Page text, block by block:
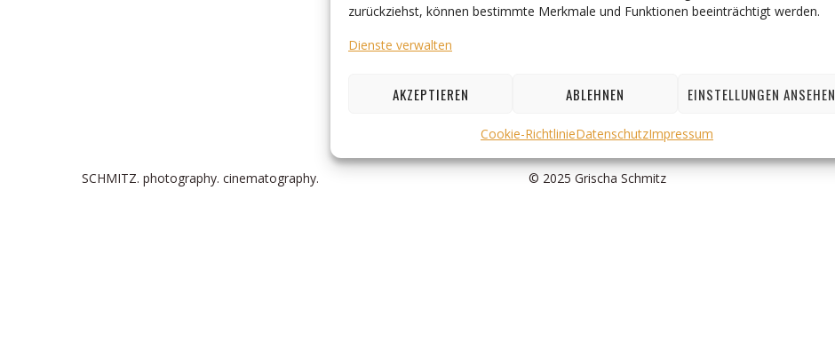
zurückziehst, können bestimmte Merkmale und Funktionen beeinträchtigt werden.
Dienste verwalten
AKZEPTIEREN ABLEHNEN EINSTELLUNGEN ANSEHEN
Cookie-RichtlinieDatenschutzImpressum
SCHMITZ. photography. cinematography. © 2025 Grischa Schmitz